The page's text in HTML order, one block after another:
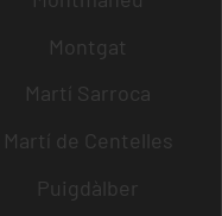
Montgat
Martí Sarroca
Martí de Centelles
Puigdàlber